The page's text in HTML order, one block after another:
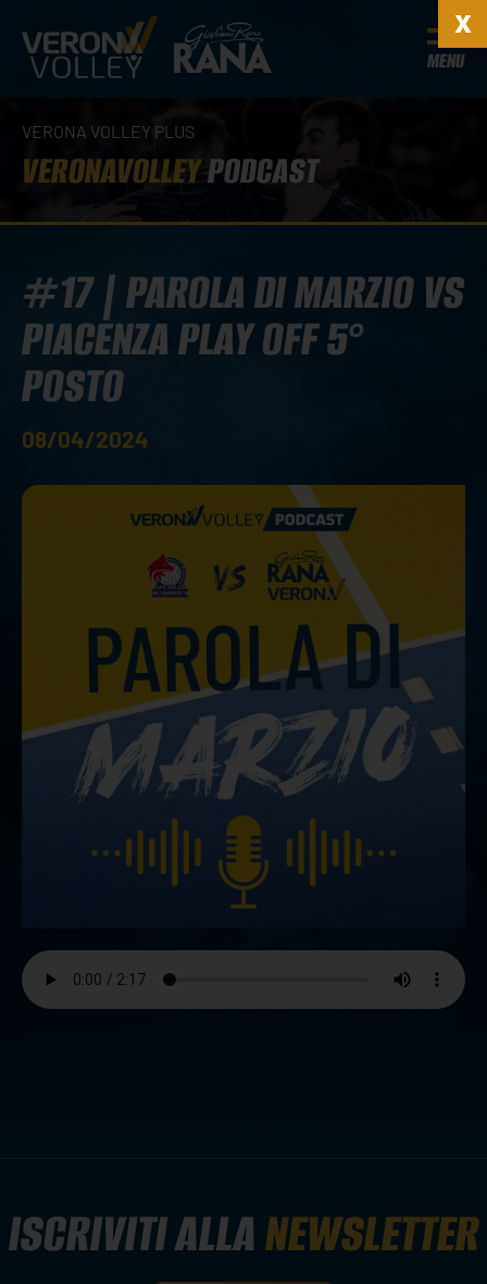
MENU
VERONA VOLLEY PLUS
VERONAVOLLEYPODCAST
#17 | PAROLA DI MARZIO VS
PIACENZA PLAY OFF 5°
POSTO
08/04/2024
ISCRIVITI ALLANEWSLETTER